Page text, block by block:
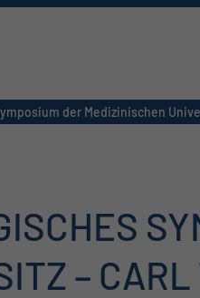
der Medizinischen
– CARL